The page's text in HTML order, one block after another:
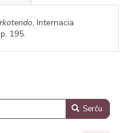
, Internacia
195.
Serĉu